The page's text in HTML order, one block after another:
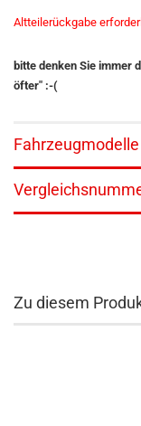
Altteilerückgabe
bitte denken Sie immer
öfter" :-(
Fahrzeugmodelle
Zu diesem